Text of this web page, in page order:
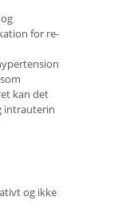
for re-
kan det
intrauterin
og ikke